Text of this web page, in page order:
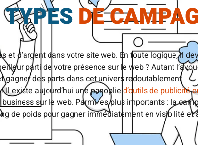
DE
et d’argent dans votre site web. En toute logique, il
parti de votre présence sur le web ? Autant
gagner des parts dans cet univers redoutablement
existe aujourd’hui une panoplie d’outils de publicité
sur le web. Parmi les plus importants : la
de poids pour gagner immédiatement en visibilité et